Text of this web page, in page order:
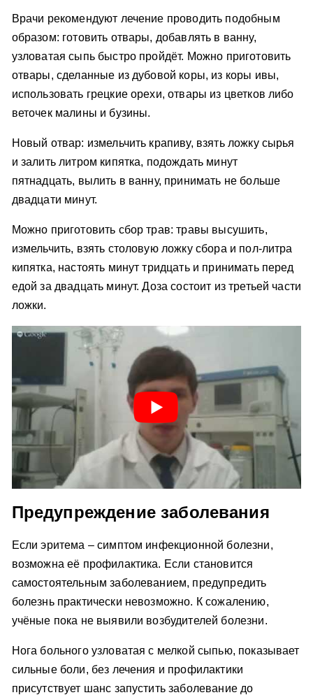
Врачи рекомендуют лечение проводить подобным
образом: готовить отвары, добавлять в ванну,
узловатая сыпь быстро пройдёт. Можно приготовить
отвары, сделанные из дубовой коры, из коры ивы,
использовать грецкие орехи, отвары из цветков либо
веточек малины и бузины.
Новый отвар: измельчить крапиву, взять ложку сырья
и залить литром кипятка, подождать минут
пятнадцать, вылить в ванну, принимать не больше
двадцати минут.
Можно приготовить сбор трав: травы высушить,
измельчить, взять столовую ложку сбора и пол-литра
кипятка, настоять минут тридцать и принимать перед
едой за двадцать минут. Доза состоит из третьей части
ложки.
Предупреждение заболевания
Если эритема – симптом инфекционной болезни,
возможна её профилактика. Если становится
самостоятельным заболеванием, предупредить
болезнь практически невозможно. К сожалению,
учёные пока не выявили возбудителей болезни.
Нога больного узловатая с мелкой сыпью, показывает
сильные боли, без лечения и профилактики
присутствует шанс запустить заболевание до